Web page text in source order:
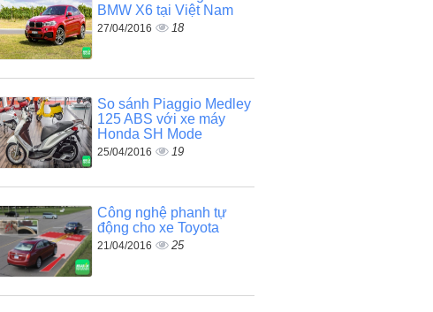
BMW X6 tại Việt Nam
27/04/2016 18
So sánh Piaggio Medley
125 ABS với xe máy
Honda SH Mode
25/04/2016 19
Công nghệ phanh tự
động cho xe Toyota
21/04/2016 25